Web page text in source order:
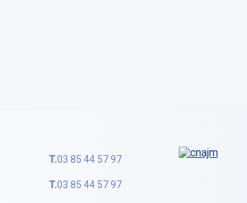
T.03 85 44 57 97
T.03 85 44 57 97